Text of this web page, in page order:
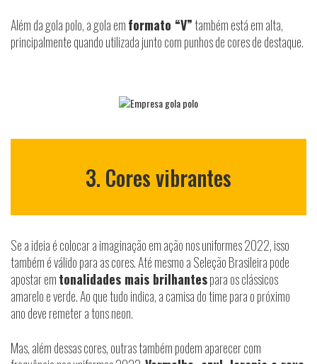
Além da gola polo, a gola emformato “V”também está em alta,
principalmente quando utilizada junto com punhos de cores de destaque.
3. Cores vibrantes
Se a ideia é colocar a imaginação em ação nos uniformes 2022, isso
também é válido para as cores. Até mesmo a Seleção Brasileira pode
apostar emtonalidades mais brilhantespara os clássicos
amarelo e verde. Ao que tudo indica, a camisa do time para o próximo
ano deve remeter a tons neon.
Mas, além dessas cores, outras também podem aparecer com